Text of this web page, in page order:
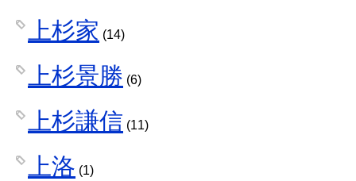
上杉家 (14)
上杉景勝 (6)
上杉謙信 (11)
上洛 (1)